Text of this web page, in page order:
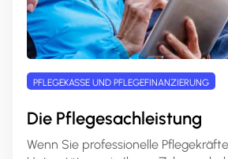
PFLEGEKASSE UND PFLEGEFINANZIERUNG
Die Pflegesachleistung
Wenn Sie professionelle